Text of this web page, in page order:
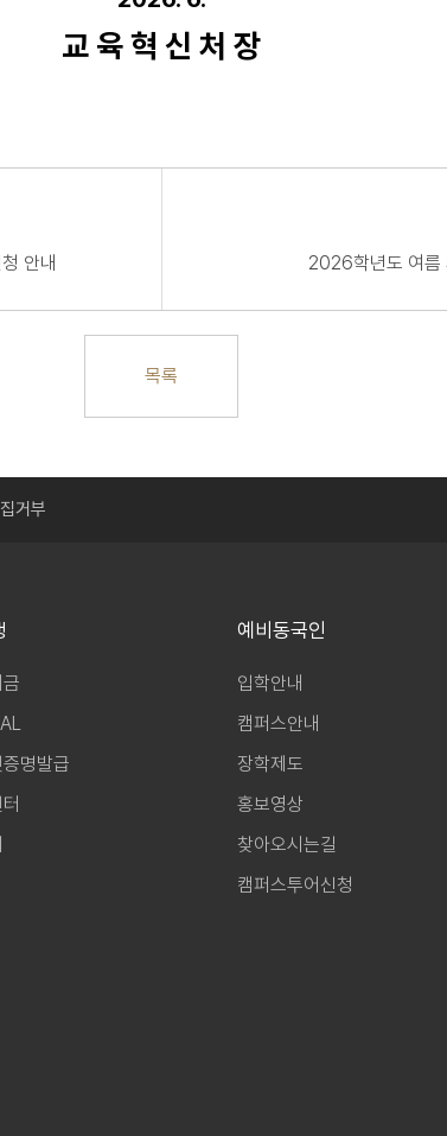
교 육 혁 신 처 장
안내 2026학년도 여름
목록
거부
명발급
예비동국인
입학안내
캠퍼스안내
장학제도
홍보영상
찾아오시는길
캠퍼스투어신청